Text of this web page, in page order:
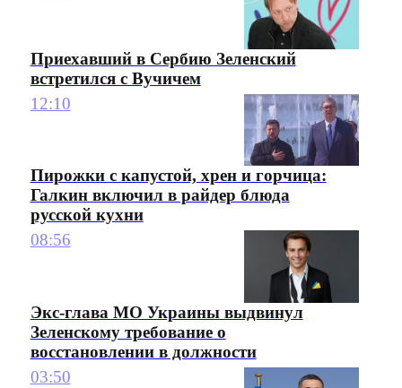
Приехавший в Сербию Зеленский
встретился с Вучичем
12:10
Пирожки с капустой, хрен и горчица:
Галкин включил в райдер блюда
русской кухни
08:56
Экс-глава МО Украины выдвинул
Зеленскому требование о
восстановлении в должности
03:50